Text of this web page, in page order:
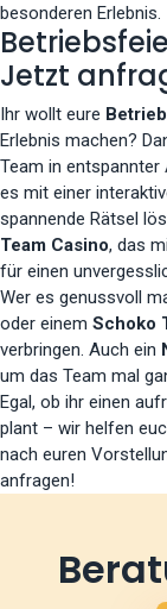
besonderen Erlebnis.
Jetzt
Ihr wollt eure
Erlebnis machen?
Team in
es mit einer
spannende Rätsel
Team Casino, das
für einen
Wer es genussvoll
oder einem Schoko
verbringen. Auch ein
um das Team mal
Egal, ob ihr einen
plant – wir helfen
nach euren
anfragen!